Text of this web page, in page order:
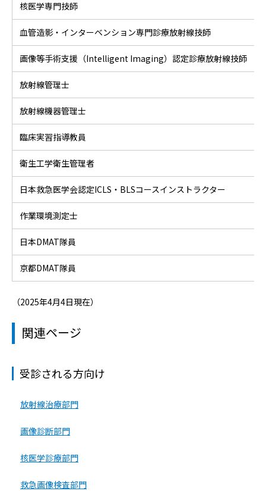
核医学専門技師
血管造影・インターベンション専門診療放射線技師
画像等手術支援（Intelligent Imaging）認定診療放射線技師
放射線管理士
放射線機器管理士
臨床実習指導教員
衛生工学衛生管理者
日本救急医学会認定ICLS・BLSコースインストラクター
作業環境測定士
日本DMAT隊員
京都DMAT隊員
（2025年4月4日現在）
関連ページ
受診される方向け
放射線治療部門
画像診断部門
核医学診療部門
救急画像検査部門